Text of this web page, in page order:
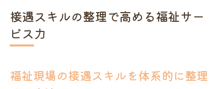
接遇スキルの整理で高める福祉サー
ビス力
福祉現場の接遇スキルを体系的に整理